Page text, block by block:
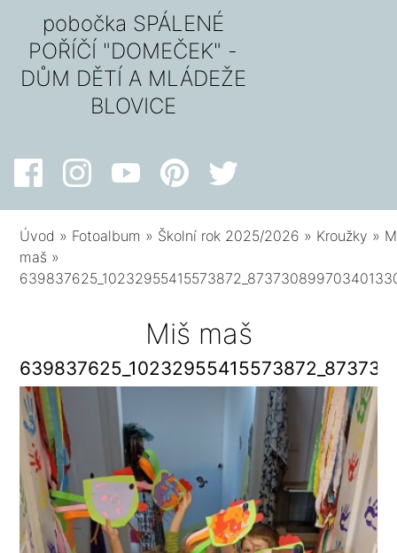
pobočka SPÁLENÉ
POŘÍČÍ "DOMEČEK" -
DŮM DĚTÍ A MLÁDEŽE
BLOVICE
Úvod » Fotoalbum » Školní rok 2025/2026 » Kroužky »
maš »
Miš maš